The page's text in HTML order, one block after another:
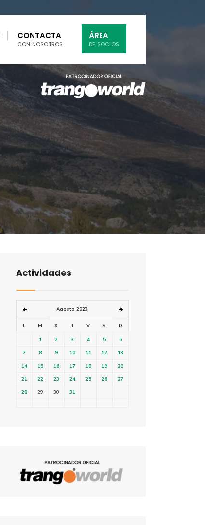
CONTACTA
CON NOSOTROS
ÁREA
DE SOCIOS
Actividades
Agosto 2023
L M X J V S D
1 2 3 4 5
6
7
8 9 10 11 12
13
14
15 16 17 18 19
20
21
22 23 24 25 26
27
28
29 30 31